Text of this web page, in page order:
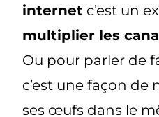
internet c’est un
multiplier les
Ou pour parler de
c’est une façon de
ses œufs dans le